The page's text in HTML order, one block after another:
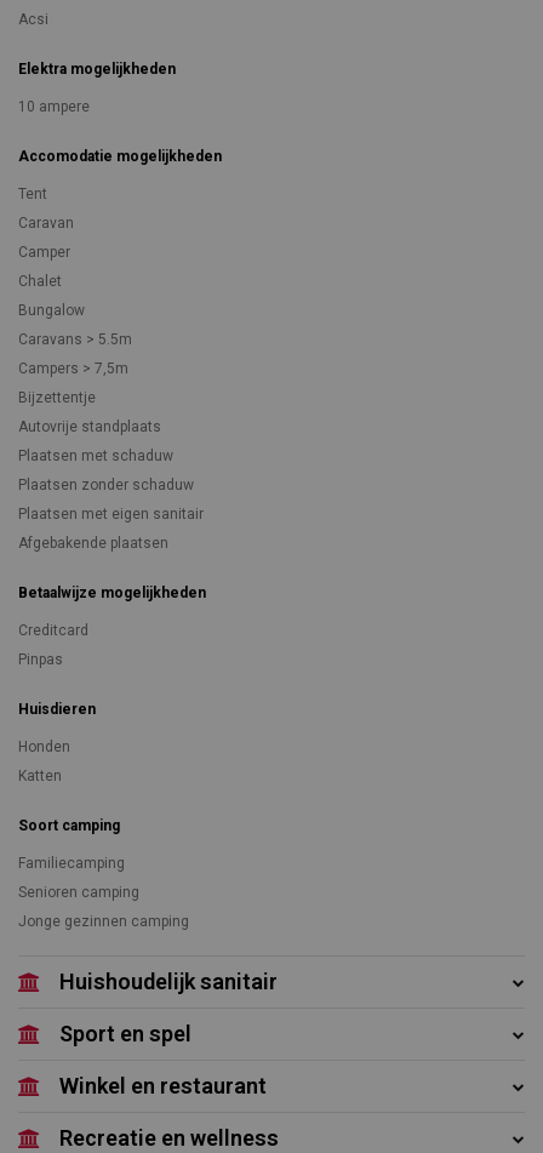
Acsi
Elektra mogelijkheden
10 ampere
Accomodatie mogelijkheden
Tent
Caravan
Camper
Chalet
Bungalow
Caravans > 5.5m
Campers > 7,5m
Bijzettentje
Autovrije standplaats
Plaatsen met schaduw
Plaatsen zonder schaduw
Plaatsen met eigen sanitair
Afgebakende plaatsen
Betaalwijze mogelijkheden
Creditcard
Pinpas
Huisdieren
Honden
Katten
Soort camping
Familiecamping
Senioren camping
Jonge gezinnen camping
Huishoudelijk sanitair
Sport en spel
Winkel en restaurant
Recreatie en wellness